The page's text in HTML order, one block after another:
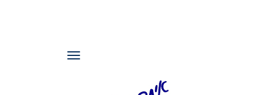
תפריט